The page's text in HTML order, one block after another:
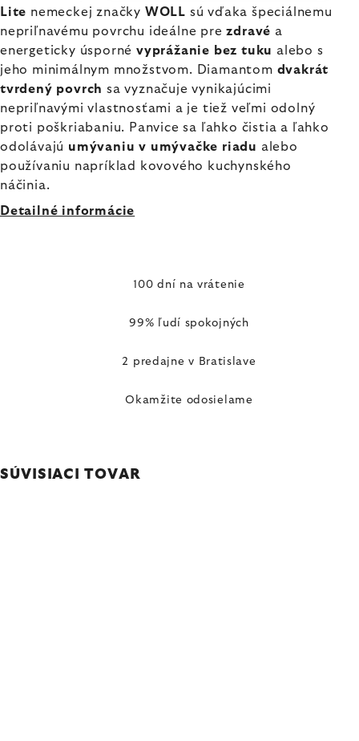
Lite nemeckej značky WOLL sú vďaka špeciálnemu
nepriľnavému povrchu ideálne prezdravé a
energeticky úspornévyprážanie bez tuku alebo s
jeho minimálnym množstvom. Diamantom dvakrát
tvrdený povrch sa vyznačuje vynikajúcimi
nepriľnavými vlastnosťami a je tiež veľmi odolný
proti poškriabaniu. Panvice sa ľahko čistia a ľahko
odolávajú umývaniu v umývačke riadu alebo
používaniu napríklad kovového kuchynského
náčinia.
Detailné informácie
100 dní na vrátenie
99% ľudí spokojných
2 predajne v Bratislave
Okamžite odosielame
SÚVISIACI TOVAR